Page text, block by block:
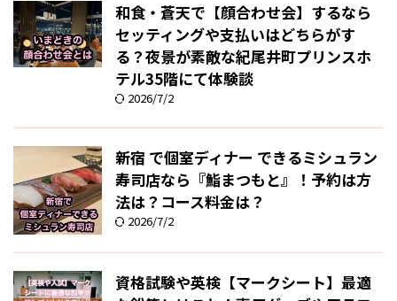
和食・蒼天で【顔合わせ会】するなら
セッティングや支払いはどちらがす
る？夜景が素敵な紀尾井町プリンスホ
テル35階にて体験談
2026/7/2
新宿 で個室ディナー できるミシュラン
寿司店なら『鮨まつもと』！予約は方
法は？コース料金は？
2026/7/2
資格試験や英検【マークシート】最適